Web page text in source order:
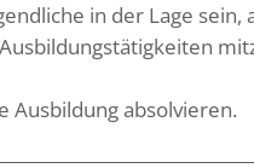
in der Lage
Ausbildung absolvieren.